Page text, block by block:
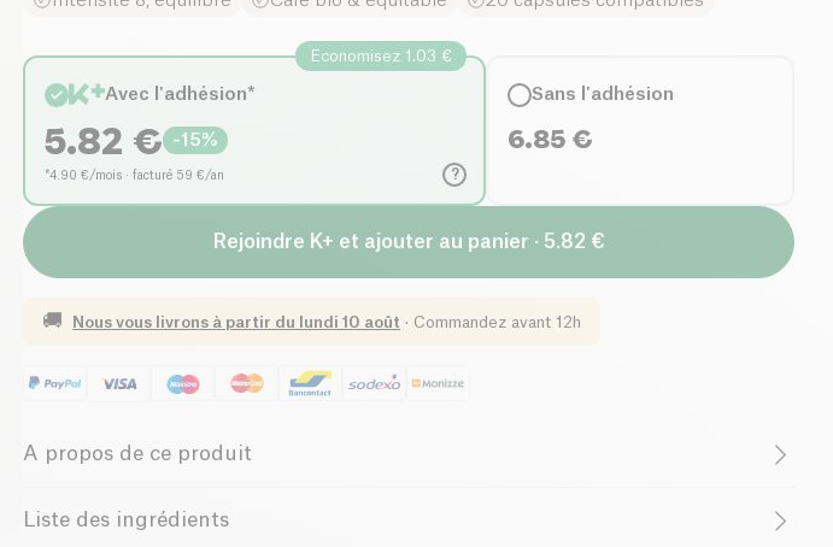
?
Economisez 1.03 €
Avec l'adhésion*
5.82 € -15%
*4.90 €/mois · facturé 59 €/an
Sans l'adhésion
6.85 €
Rejoindre K+ et ajouter au panier · 5.82 €
🚚 Nous vous livrons à partir du lundi 10 août · Commandez avant 12h
A propos de ce produit
Vegan Sans gluten (ingrédients)
Liste des ingrédients